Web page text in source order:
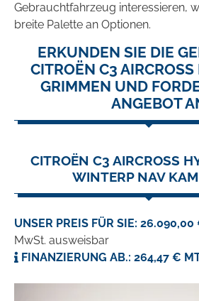
Gebrauchtfahrzeug interessieren,
breite Palette an Optionen.
ERKUNDEN SIE DIE
CITROËN C3
GRIMMEN UND
ANGEBOT
CITROËN C3 AIRCROSS
WINTERP NAV
UNSER PREIS FÜR SIE: 26.090,00
MwSt. ausweisbar
FINANZIERUNG AB.: 264,47 €